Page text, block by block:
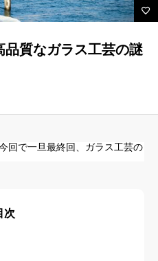
質なガラス工芸の謎
回で一旦最終回、ガラス工芸の
次
向けサイト